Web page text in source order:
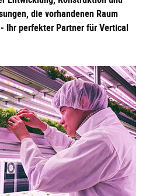
die vorhandenen Raum
Ihr perfekter Partner für Vertical